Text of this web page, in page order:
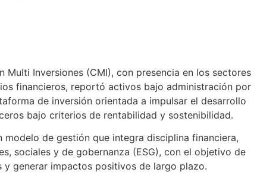
Inversiones (CMI), con presencia en los sectores
financieros, reportó activos bajo administración por
de inversión orientada a impulsar el desarrollo
bajo criterios de rentabilidad y sostenibilidad.
modelo de gestión que integra disciplina financiera,
sociales y de gobernanza (ESG), con el objetivo de
generar impactos positivos de largo plazo.